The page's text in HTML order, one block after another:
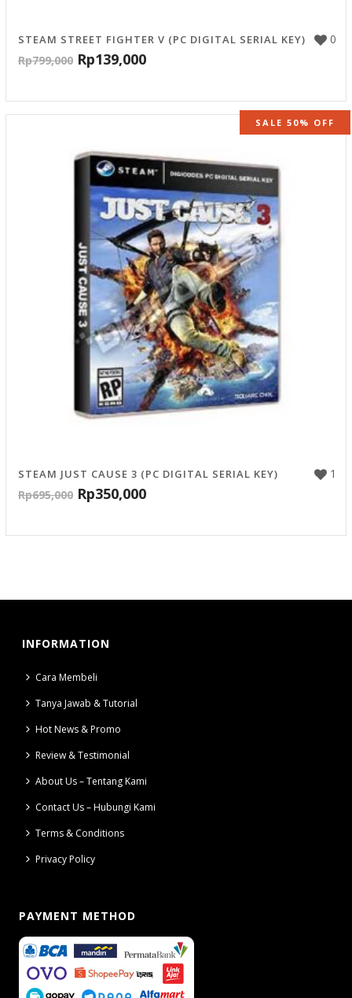
0
STEAM STREET FIGHTER V (PC DIGITAL SERIAL KEY)
Rp799,000 Rp139,000
SALE 50% OFF
1
STEAM JUST CAUSE 3 (PC DIGITAL SERIAL KEY)
Rp695,000 Rp350,000
INFORMATION
Cara Membeli
Tanya Jawab & Tutorial
Hot News & Promo
Review & Testimonial
About Us – Tentang Kami
Contact Us – Hubungi Kami
Terms & Conditions
Privacy Policy
PAYMENT METHOD